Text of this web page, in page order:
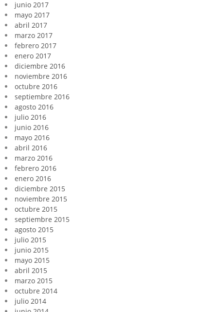
junio 2017
mayo 2017
abril 2017
marzo 2017
febrero 2017
enero 2017
diciembre 2016
noviembre 2016
octubre 2016
septiembre 2016
agosto 2016
julio 2016
junio 2016
mayo 2016
abril 2016
marzo 2016
febrero 2016
enero 2016
diciembre 2015
noviembre 2015
octubre 2015
septiembre 2015
agosto 2015
julio 2015
junio 2015
mayo 2015
abril 2015
marzo 2015
octubre 2014
julio 2014